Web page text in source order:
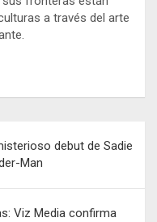
a través del arte
debut de Sadie
Man
Viz Media confirma